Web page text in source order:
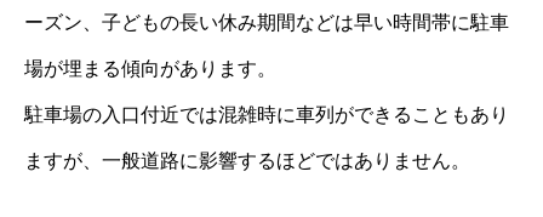
ーズン、子どもの長い休み期間などは早い時間帯に駐車
場が埋まる傾向があります。
駐車場の入口付近では混雑時に車列ができることもあり
ますが、一般道路に影響するほどではありません。